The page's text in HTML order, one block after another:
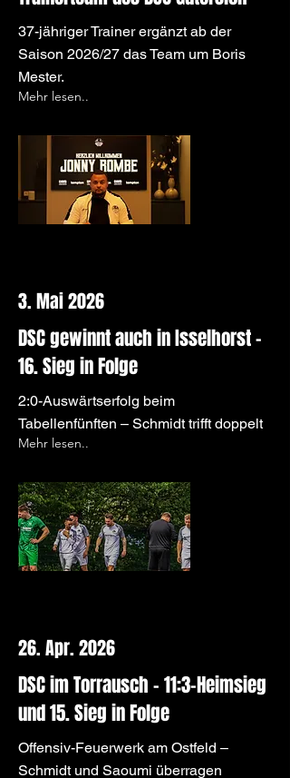
37-jähriger Trainer ergänzt ab der
Saison 2026/27 das Team um Boris
Mester.
Mehr lesen..
3. Mai 2026
DSC gewinnt auch in Isselhorst –
16. Sieg in Folge
2:0-Auswärtserfolg beim
Tabellenfünften – Schmidt trifft doppelt
Mehr lesen..
26. Apr. 2026
DSC im Torrausch – 11:3-Heimsieg
und 15. Sieg in Folge
Offensiv-Feuerwerk am Ostfeld –
Schmidt und Saoumi überragen